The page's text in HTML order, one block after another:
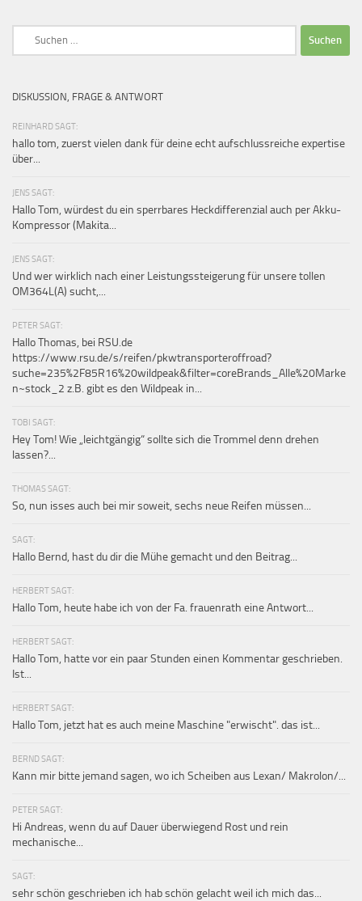
DISKUSSION, FRAGE & ANTWORT
REINHARD SAGT:
hallo tom, zuerst vielen dank für deine echt aufschlussreiche expertise
über...
JENS SAGT:
Hallo Tom, würdest du ein sperrbares Heckdifferenzial auch per Akku-
Kompressor (Makita...
JENS SAGT:
Und wer wirklich nach einer Leistungssteigerung für unsere tollen
OM364L(A) sucht,...
PETER SAGT:
Hallo Thomas, bei RSU.de
https://www.rsu.de/s/reifen/pkwtransporteroffroad?
suche=235%2F85R16%20wildpeak&filter=coreBrands_Alle%20Marke
n~stock_2 z.B. gibt es den Wildpeak in...
TOBI SAGT:
Hey Tom! Wie „leichtgängig“ sollte sich die Trommel denn drehen
lassen?...
THOMAS SAGT:
So, nun isses auch bei mir soweit, sechs neue Reifen müssen...
SAGT:
Hallo Bernd, hast du dir die Mühe gemacht und den Beitrag...
HERBERT SAGT:
Hallo Tom, heute habe ich von der Fa. frauenrath eine Antwort...
HERBERT SAGT:
Hallo Tom, hatte vor ein paar Stunden einen Kommentar geschrieben.
Ist...
HERBERT SAGT:
Hallo Tom, jetzt hat es auch meine Maschine "erwischt". das ist...
BERND SAGT:
Kann mir bitte jemand sagen, wo ich Scheiben aus Lexan/ Makrolon/...
PETER SAGT:
Hi Andreas, wenn du auf Dauer überwiegend Rost und rein
mechanische...
SAGT:
sehr schön geschrieben ich hab schön gelacht weil ich mich das...